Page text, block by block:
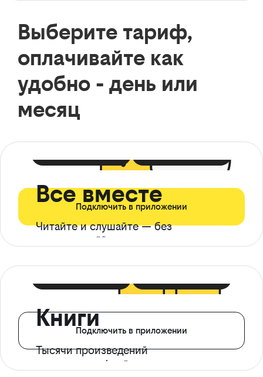
Выберите тариф,
оплачивайте как
удобно - день или
месяц
Все вместе
Читайте и слушайте — без
ограничений*
Подключить в приложении
Книги
Тысячи произведений
с доступом офлайн
Подключить в приложении